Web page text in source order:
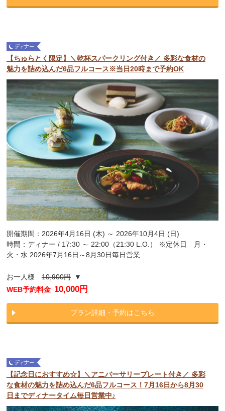
【ちゅらとく限定】＼乾杯スパークリング付き／ 多彩な食材の
魅力を詰め込んだ6品フルコース※当日20時まで予約OK
開催期間：2026年4月16日 (木) ～ 2026年10月4日 (日)
時間：ディナー / 17:30 ～ 22:00（21:30 L.O.） ※定休日 月・
火・水 2026年7月16日～8月30日毎日営業
お一人様10,900円▼
WEB予約料金 10,000円
プラン詳細・予約はこちら
【記念日におすすめ☆】＼アニバーサリープレート付き／ 多彩
な食材の魅力を詰め込んだ6品フルコース！7月16日から8月30
日までディナータイム毎日営業中♪